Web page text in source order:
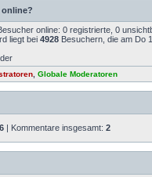
online?
online: 0 registrierte, 0
liegt bei 4928 Besuchern, die am Do
Globale Moderatoren
| Kommentare insgesamt: 2